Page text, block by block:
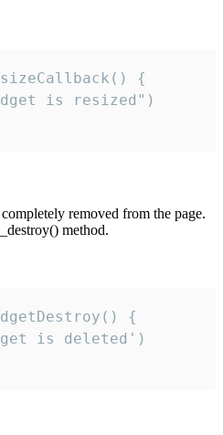
{
is resized")
removed from the page.
method.
{
is deleted')